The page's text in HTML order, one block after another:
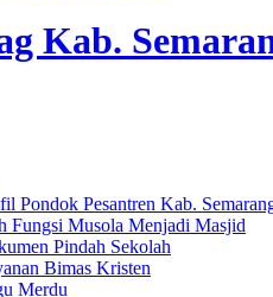
Kab.
Pondok Pesantren Kab.
Fungsi Musola Menjadi Masjid
Pindah Sekolah
Bimas Kristen
Merdu